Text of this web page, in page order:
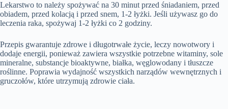
Lekarstwo to należy spożywać na 30 minut przed śniadaniem, przed
obiadem, przed kolacją i przed snem, 1-2 łyżki. Jeśli używasz go do
leczenia raka, spożywaj 1-2 łyżki co 2 godziny.
Przepis gwarantuje zdrowe i długotrwałe życie, leczy nowotwory i
dodaje energii, ponieważ zawiera wszystkie potrzebne witaminy, sole
mineralne, substancje bioaktywne, białka, węglowodany i tłuszcze
roślinne. Poprawia wydajność wszystkich narządów wewnętrznych i
gruczołów, które utrzymują zdrowie ciała.